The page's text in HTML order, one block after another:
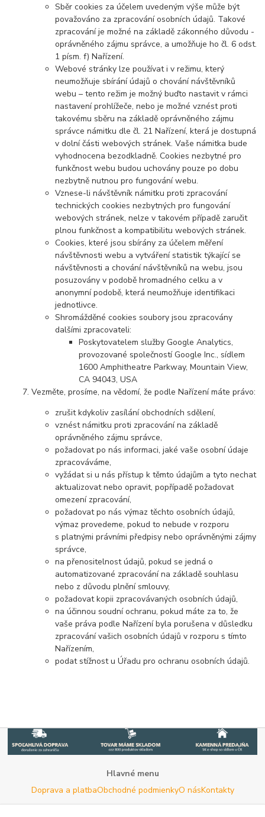
Sběr cookies za účelem uvedeným výše může být
považováno za zpracování osobních údajů. Takové
zpracování je možné na základě zákonného důvodu -
oprávněného zájmu správce, a umožňuje ho čl. 6 odst.
1 písm. f) Nařízení.
Webové stránky lze používat i v režimu, který
neumožňuje sbírání údajů o chování návštěvníků
webu – tento režim je možný buďto nastavit v rámci
nastavení prohlížeče, nebo je možné vznést proti
takovému sběru na základě oprávněného zájmu
správce námitku dle čl. 21 Nařízení, která je dostupná
v dolní části webových stránek. Vaše námitka bude
vyhodnocena bezodkladně. Cookies nezbytné pro
funkčnost webu budou uchovány pouze po dobu
nezbytně nutnou pro fungování webu.
Vznese-li návštěvník námitku proti zpracování
technických cookies nezbytných pro fungování
webových stránek, nelze v takovém případě zaručit
plnou funkčnost a kompatibilitu webových stránek.
Cookies, které jsou sbírány za účelem měření
návštěvnosti webu a vytváření statistik týkající se
návštěvnosti a chování návštěvníků na webu, jsou
posuzovány v podobě hromadného celku a v
anonymní podobě, která neumožňuje identifikaci
jednotlivce.
Shromážděné cookies soubory jsou zpracovány
dalšími zpracovateli:
Poskytovatelem služby Google Analytics,
provozované společností Google Inc., sídlem
1600 Amphitheatre Parkway, Mountain View,
CA 94043, USA
Vezměte, prosíme, na vědomí, že podle Nařízení máte právo:
zrušit kdykoliv zasílání obchodních sdělení,
vznést námitku proti zpracování na základě
oprávněného zájmu správce,
požadovat po nás informaci, jaké vaše osobní údaje
zpracováváme,
vyžádat si u nás přístup k těmto údajům a tyto nechat
aktualizovat nebo opravit, popřípadě požadovat
omezení zpracování,
požadovat po nás výmaz těchto osobních údajů,
výmaz provedeme, pokud to nebude v rozporu
s platnými právními předpisy nebo oprávněnými zájmy
správce,
na přenositelnost údajů, pokud se jedná o
automatizované zpracování na základě souhlasu
nebo z důvodu plnění smlouvy,
požadovat kopii zpracovávaných osobních údajů,
na účinnou soudní ochranu, pokud máte za to, že
vaše práva podle Nařízení byla porušena v důsledku
zpracování vašich osobních údajů v rozporu s tímto
Nařízením,
podat stížnost u Úřadu pro ochranu osobních údajů.
Hlavné menu
Doprava a platbaObchodné podmienkyO násKontakty
Potrebujete poradiť s výberom?